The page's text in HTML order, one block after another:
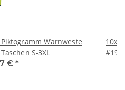
Piktogramm Warnweste
S-3XL
€ *
10x
#190